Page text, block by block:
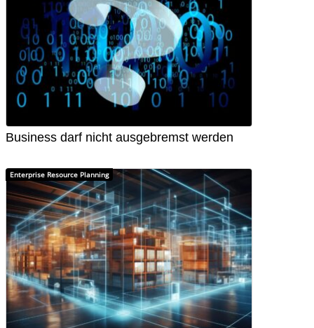
Business darf nicht ausgebremst werden
Enterprise Resource Planning